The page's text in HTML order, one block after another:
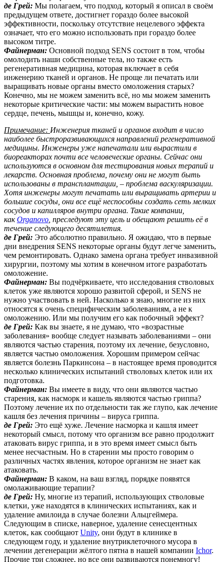
де Грей: Мы полагаем, что подход, который я описал в своём
предыдущем ответе, достигнет гораздо более высокой
эффективности, поскольку отсутствие нецелевого эффекта
означает, что его можно использовать при гораздо более
высоком титре.
Файнерман: Основной подход SENS состоит в том, чтобы
омолодить наши собственные тела, но также есть
регенеративная медицина, которая включает в себя
инженерию тканей и органов. Не проще ли печатать или
выращивать новые органы вместо омоложения старых?
Конечно, мы не можем заменить всё, но мы можем заменить
некоторые критические части: мы можем вырастить новое
сердце, печень, мышцы и, конечно, кожу.
Примечание: Инженерия тканей и органов входит в число
наиболее быстроразвивающихся направлений регенеративной
медицины. Инженеры уже напечатали или вырастили в
биореакторах почти все человеческие органы. Сейчас они
используются в основном для тестирования новых терапий и
лекарств. Основная проблема, почему они не могут быть
использованы в трансплантации, – проблема васкуляризации.
Хотя инженеры могут печатать или выращивать артерии и
большие сосуды, они все ещё неспособны создать сеть мелких
сосудов и капилляров внутри органа. Такие компании,
какOrganovo, преследуют эту цель и обещают решить её в
течение следующего десятилетия.
де Грей: Это абсолютно правильно. Я ожидаю, что в первые
дни внедрения SENS некоторые органы будут легче заменить,
чем ремонтировать. Однако замена органа требует инвазивной
хирургии, поэтому мы хотим в конечном итоге разработать
омоложение.
Файнерман: Вы подчёркиваете, что исследования стволовых
клеток уже являются хорошо развитой сферой, и SENS не
нужно участвовать в ней. Насколько я знаю, многие из них
относятся к очень специфическим заболеваниям, а не к
омоложению. Или мы получим его как побочный эффект?
де Грей: Как вы знаете, я не думаю, что «возрастные
заболевания» вообще следует называть заболеваниями – они
являются частью старения, поэтому их лечение, безусловно,
является частью омоложения. Хорошим примером сейчас
является болезнь Паркинсона – в настоящее время проводится
несколько клинических испытаний стволовых клеток или их
подготовка.
Файнерман: Вы имеете в виду, что они являются частью
старения, как насморк и кашель являются частью гриппа?
Поэтому лечение их по отдельности так же глупо, как лечение
кашля без лечения причины – вируса гриппа.
де Грей: Это ещё хуже. Лечение насморка и кашля имеет
некоторый смысл, потому что организм все равно продолжит
атаковать вирус гриппа, и в это время имеет смысл быть
менее несчастным. Но в старении мы просто говорим о
различных частях явления, которое организм не знает как
атаковать.
Файнерман: В каком, на ваш взгляд, порядке появятся
омолаживающие терапии?
де Грей: Ну, многие из терапий, использующих стволовые
клетки, уже находятся в клинических испытаниях, как и
удаление амилоида в случае болезни Альцгеймера.
Следующим в списке, наверное, удаление сенесцентных
клеток, как сообщают Unity, они будут в клинике в
следующем году, и удаление внутриклеточного мусора в
лечении дегенерации жёлтого пятна в нашей компании Ichor.
Прочие три сложнее, но все они развиваются понемногу!